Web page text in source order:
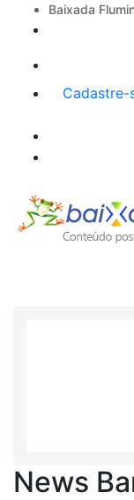
Baixada
Menu
de
Cadastre-
News